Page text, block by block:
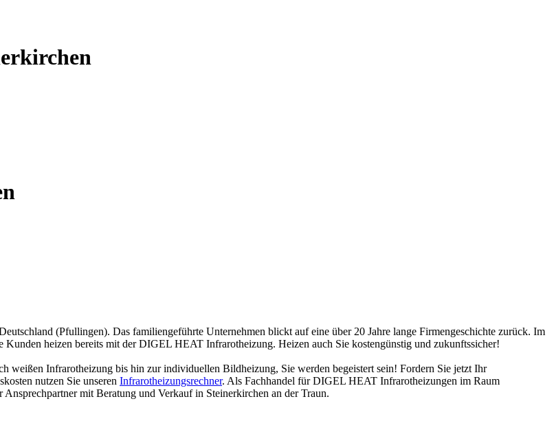
(Pfullingen). Das familiengeführte Unternehmen blickt auf eine über 20 Jahre lange Firmengeschichte zurück. Im
heizen bereits mit der DIGEL HEAT Infrarotheizung. Heizen auch Sie kostengünstig und zukunftssicher!
weißen Infrarotheizung bis hin zur individuellen Bildheizung, Sie werden begeistert sein! Fordern Sie jetzt Ihr
nutzen Sie unseren Infrarotheizungsrechner. Als Fachhandel für DIGEL HEAT Infrarotheizungen im Raum
Ansprechpartner mit Beratung und Verkauf in Steinerkirchen an der Traun.